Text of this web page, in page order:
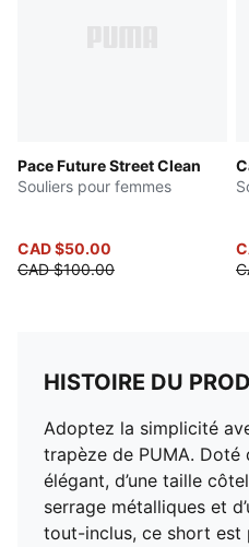
Pace Future Street Clean
Souliers pour femmes
CAD $50.00
CAD $100.00
HISTOIRE DU
Adoptez la simplicité
trapèze de PUMA. Doté
élégant, d’une taille
serrage métalliques et
tout-inclus, ce short